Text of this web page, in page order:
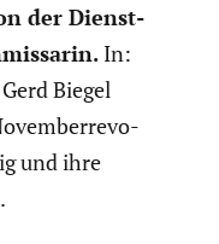
der Dienst­
In:
Biegel
und ihre